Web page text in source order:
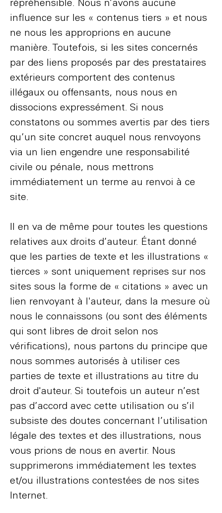
influence sur les « contenus tiers » et nous
ne nous les approprions en aucune
manière. Toutefois, si les sites concernés
par des liens proposés par des prestataires
extérieurs comportent des contenus
illégaux ou offensants, nous nous en
dissocions expressément. Si nous
constatons ou sommes avertis par des tiers
qu’un site concret auquel nous renvoyons
via un lien engendre une responsabilité
civile ou pénale, nous mettrons
immédiatement un terme au renvoi à ce
site.
Il en va de même pour toutes les questions
relatives aux droits d’auteur. Étant donné
que les parties de texte et les illustrations «
tierces » sont uniquement reprises sur nos
sites sous la forme de « citations » avec un
lien renvoyant à l'auteur, dans la mesure où
nous le connaissons (ou sont des éléments
qui sont libres de droit selon nos
vérifications), nous partons du principe que
nous sommes autorisés à utiliser ces
parties de texte et illustrations au titre du
droit d'auteur. Si toutefois un auteur n’est
pas d’accord avec cette utilisation ou s’il
subsiste des doutes concernant l’utilisation
légale des textes et des illustrations, nous
vous prions de nous en avertir. Nous
supprimerons immédiatement les textes
et/ou illustrations contestées de nos sites
Internet.